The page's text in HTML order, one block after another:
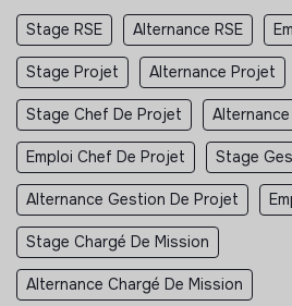
Stage RSE Alternance RSE
Stage Projet Alternance Projet
Stage Chef De Projet
Emploi Chef De Projet Stage
Alternance Gestion De Projet
Stage Chargé De Mission
Alternance Chargé De Mission